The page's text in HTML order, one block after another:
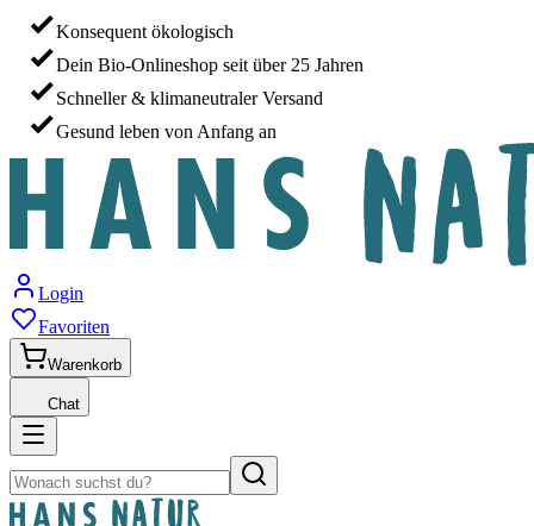
Konsequent ökologisch
Dein Bio-Onlineshop seit über 25 Jahren
Schneller & klimaneutraler Versand
Gesund leben von Anfang an
Login
Favoriten
Warenkorb
Chat